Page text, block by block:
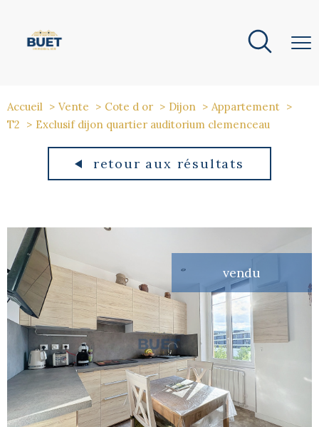
Accueil Vente Cote d or Dijon
Appartement
T2
Exclusif dijon quartier auditorium clemenceau
retour aux résultats
vendu